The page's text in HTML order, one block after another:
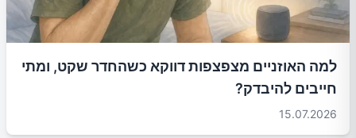
למה האוזניים מצפצפות דווקא כשהחדר שקט, ומתי
חייבים להיבדק?
15.07.2026